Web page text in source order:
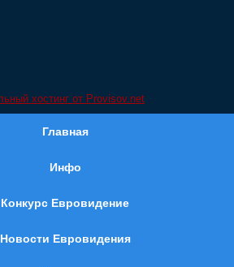
Главная
Инфо
Конкурс Евровидение
Новости Евровидения